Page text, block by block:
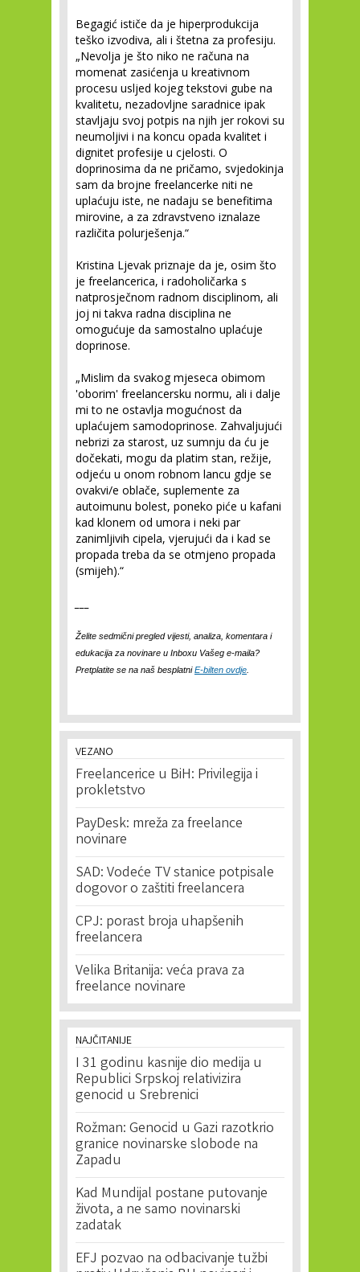
Begagić ističe da je hiperprodukcija
teško izvodiva, ali i štetna za profesiju.
„Nevolja je što niko ne računa na
momenat zasićenja u kreativnom
procesu usljed kojeg tekstovi gube na
kvalitetu, nezadovljne saradnice ipak
stavljaju svoj potpis na njih jer rokovi su
neumoljivi i na koncu opada kvalitet i
dignitet profesije u cjelosti. O
doprinosima da ne pričamo, svjedokinja
sam da brojne freelancerke niti ne
uplaćuju iste, ne nadaju se benefitima
mirovine, a za zdravstveno iznalaze
različita polurješenja.“
Kristina Ljevak priznaje da je, osim što
je freelancerica, i radoholičarka s
natprosječnom radnom disciplinom, ali
joj ni takva radna disciplina ne
omogućuje da samostalno uplaćuje
doprinose.
„Mislim da svakog mjeseca obimom
'oborim' freelancersku normu, ali i dalje
mi to ne ostavlja mogućnost da
uplaćujem samodoprinose. Zahvaljujući
nebrizi za starost, uz sumnju da ću je
dočekati, mogu da platim stan, režije,
odjeću u onom robnom lancu gdje se
ovakvi/e oblače, suplemente za
autoimunu bolest, poneko piće u kafani
kad klonem od umora i neki par
zanimljivih cipela, vjerujući da i kad se
propada treba da se otmjeno propada
(smijeh).“
Želite sedmični pregled vijesti, analiza, komentara i
edukacija za novinare u Inboxu Vašeg e-maila?
Pretplatite se na naš besplatniE-bilten ovdje
VEZANO
Freelancerice u BiH: Privilegija i
prokletstvo
PayDesk: mreža za freelance
novinare
SAD: Vodeće TV stanice potpisale
dogovor o zaštiti freelancera
CPJ: porast broja uhapšenih
freelancera
Velika Britanija: veća prava za
freelance novinare
NAJČITANIJE
I 31 godinu kasnije dio medija u
Republici Srpskoj relativizira
genocid u Srebrenici
Rožman: Genocid u Gazi razotkrio
granice novinarske slobode na
Zapadu
Kad Mundijal postane putovanje
života, a ne samo novinarski
zadatak
EFJ pozvao na odbacivanje tužbi